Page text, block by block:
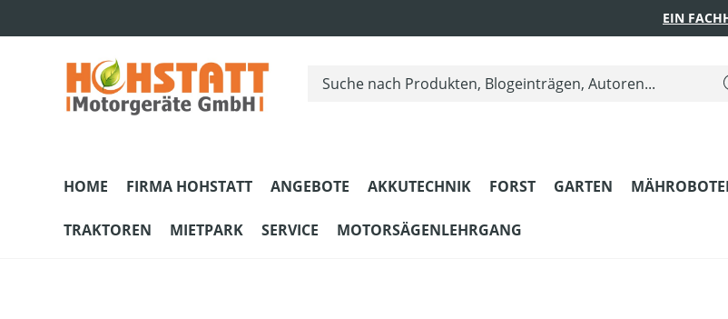
EIN
HOME FIRMA HOHSTATT ANGEBOTE AKKUTECHNIK FORST GARTEN
TRAKTOREN MIETPARK SERVICE MOTORSÄGENLEHRGANG